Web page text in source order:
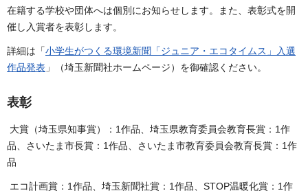
在籍する学校や団体へは個別にお知らせします。また、表彰式を開
催し入賞者を表彰します。
詳細は「小学生がつくる環境新聞「ジュニア・エコタイムス」入選
作品発表 」（埼玉新聞社ホームページ）を御確認ください。
表彰
大賞（埼玉県知事賞）：1作品、埼玉県教育委員会教育長賞：1作
品、さいたま市長賞：1作品、さいたま市教育委員会教育長賞：1作
品
エコ計画賞：1作品、埼玉新聞社賞：1作品、STOP温暖化賞：1作